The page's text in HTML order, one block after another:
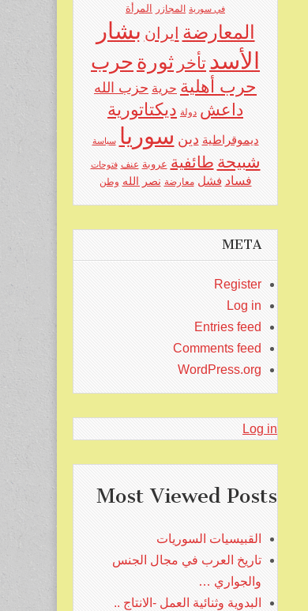
في سورية
المجازر المرأة
المعارضة ايران بشار
الأسد تأخر ثورة حرب
حرب أهلية حرية حزب الله
داعش دولة ديكتاتورية
ديموقراطية دين سوريا سياسة
شبيحة طائفية عروبة عنف فتوحات
فساد فشل معارضة نصر الله وطن
META
Register
Log in
Entries feed
Comments feed
WordPress.org
Log in
Most Viewed Posts
القبيسيات السوريات
تاريخ العرب في مجال الجنس
والجواري …
البدوية وثنائية العمل -الانتاج ..